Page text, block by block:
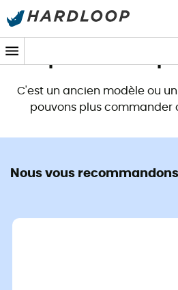
Promos d'été 🔥 -5 % EXTRA dès
C'est un ancien modèle ou
pouvons plus commander
Nous vous